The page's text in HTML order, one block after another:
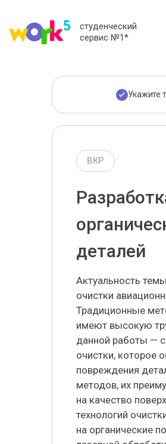
студенческий
сервис №1*
Укажите
ВКР
деталей
Актуальность
очистки
Традиционные
имеют высокую
данной работы —
очистки, которое
повреждения
методов, их
на качество
технологий
на органические